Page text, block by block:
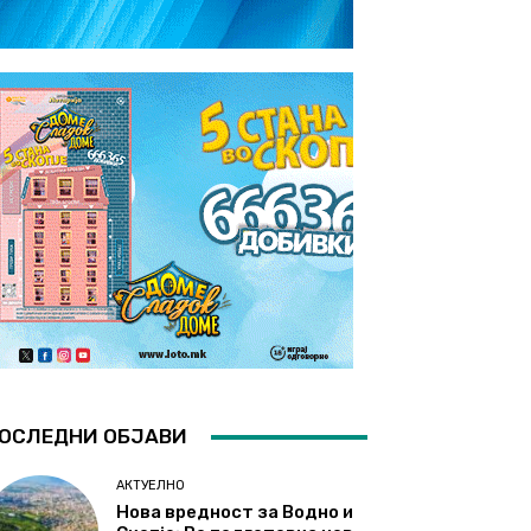
ОБЈАВИ
АКТУЕЛНО
Нова вредност за Водно и